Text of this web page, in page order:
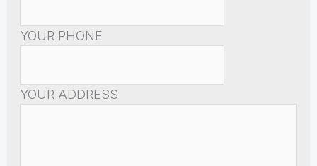
YOUR PHONE
YOUR ADDRESS